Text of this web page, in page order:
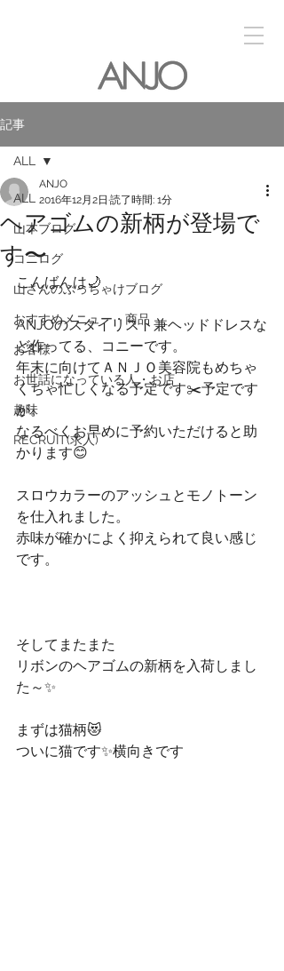
記事
ALL
山本ブログ
コニログ
山さんのぶっちゃけブログ
おすすめメニュー・商品
お客様
お世話になっている人・お店
趣味
RECRUIT(求人)
ALL
ヘアゴムの新柄が登場で
す〜
ANJO
2016年12月2日 読了時間: 1分
こんばんは🌙
ANJOのスタイリスト兼ヘッドドレスな
ど作ってる、コニーです。
年末に向けてＡＮＪＯ美容院もめちゃ
くちゃ忙しくなる予定です✂️予定です
が。
なるべくお早めに予約いただけると助
かります😊
スロウカラーのアッシュとモノトーン
を仕入れました。
赤味が確かによく抑えられて良い感じ
です。
そしてまたまた
リボンのヘアゴムの新柄を入荷しまし
た～✨
まずは猫柄😻
ついに猫です✨横向きです